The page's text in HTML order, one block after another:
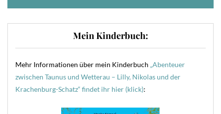
Mein Kinderbuch:
Mehr Informationen über mein Kinderbuch „Abenteuer
zwischen Taunus und Wetterau – Lilly, Nikolas und der
Krachenburg-Schatz“ findet ihr hier (klick):